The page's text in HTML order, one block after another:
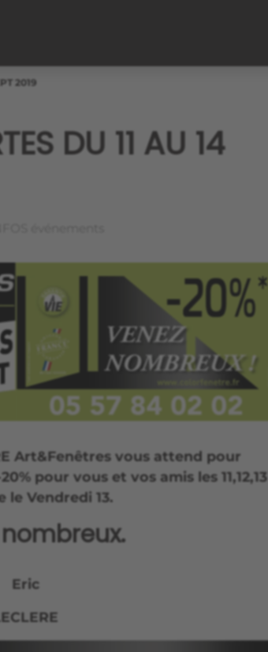
2019
DU 11 AU 14
Art&Fenêtres vous attend pour
pour vous et vos amis les 11,12,13
le Vendredi 13.
Eric